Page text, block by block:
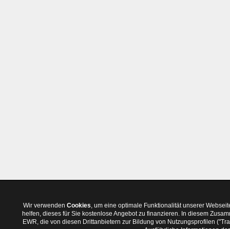
Wir verwenden Cookies, um eine optimale Funktionalität unserer
helfen, dieses für Sie kostenlose Angebot zu finanzieren. In diesem
EWR, die von diesen Drittanbietern zur Bildung von Nutzungsprofilen